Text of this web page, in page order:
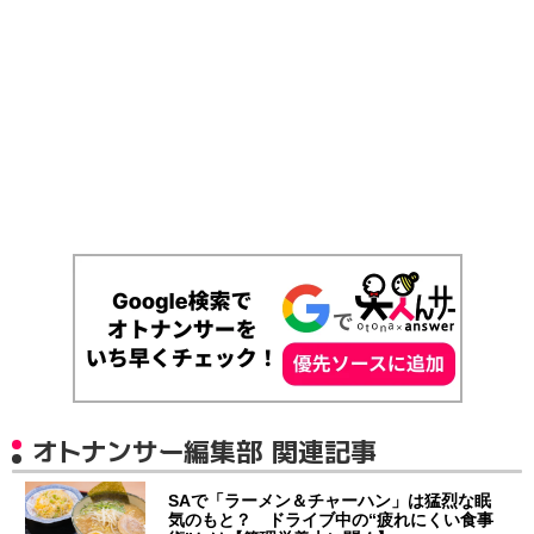
オトナンサー編集部 関連記事
SAで「ラーメン＆チャーハン」は猛烈な眠
気のもと？ ドライブ中の“疲れにくい食事